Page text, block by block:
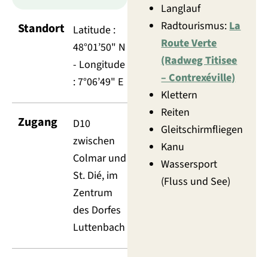
Standort Latitude :
48°01’50" N
- Longitude
: 7°06’49" E
Zugang
D10
zwischen
Colmar und
St. Dié, im
Zentrum
des Dorfes
Luttenbach
Langlauf
Radtourismus:La
Route Verte
(Radweg Titisee
– Contrexéville)
Klettern
Reiten
Gleitschirmfliegen
Kanu
Wassersport
(Fluss und See)